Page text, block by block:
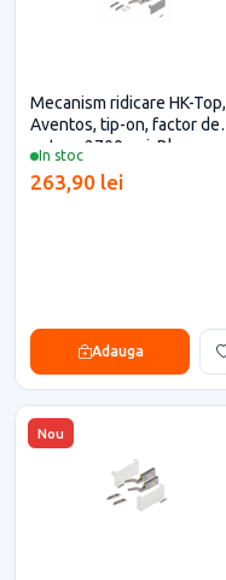
In stoc
Mecanism ridicare HK-Top,
Aventos, tip-on, factor de
putere 2700, gri, Blum
eficiente
263,90 lei
Adauga
Nou